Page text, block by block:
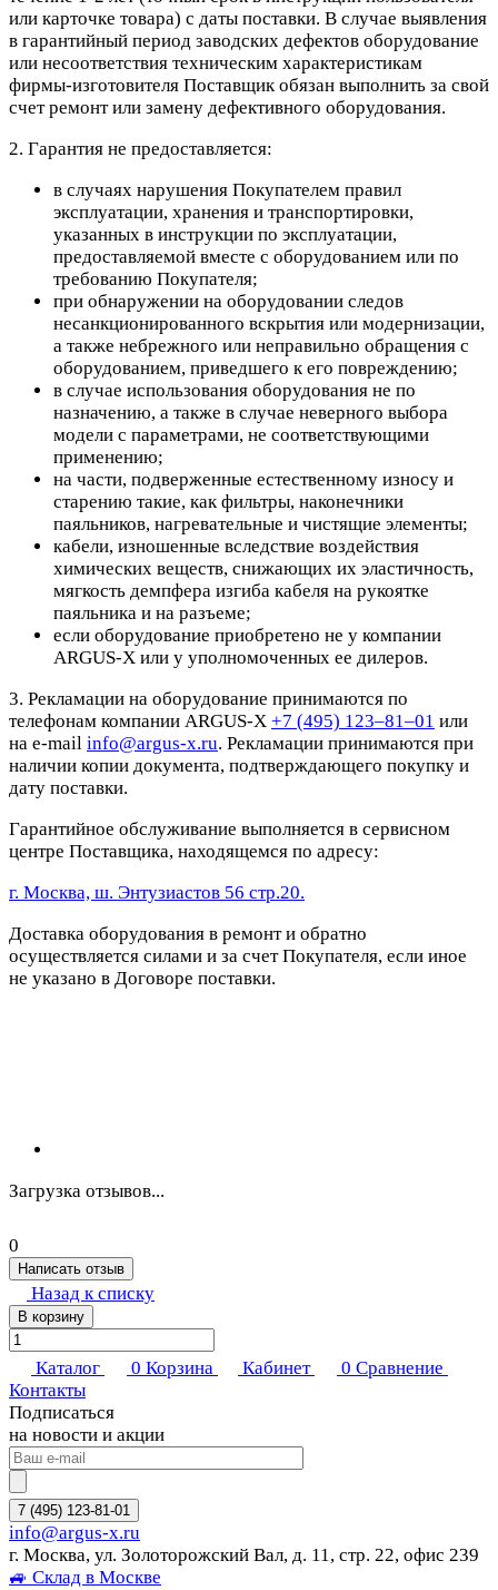
или карточке товара) с даты поставки. В случае выявления
в гарантийный период заводских дефектов оборудование
или несоответствия техническим характеристикам
фирмы-изготовителя Поставщик обязан выполнить за свой
счет ремонт или замену дефективного оборудования.
2. Гарантия не предоставляется:
в случаях нарушения Покупателем правил
эксплуатации, хранения и транспортировки,
указанных в инструкции по эксплуатации,
предоставляемой вместе с оборудованием или по
требованию Покупателя;
при обнаружении на оборудовании следов
несанкционированного вскрытия или модернизации,
а также небрежного или неправильно обращения с
оборудованием, приведшего к его повреждению;
в случае использования оборудования не по
назначению, а также в случае неверного выбора
модели с параметрами, не соответствующими
применению;
на части, подверженные естественному износу и
старению такие, как фильтры, наконечники
паяльников, нагревательные и чистящие элементы;
кабели, изношенные вследствие воздействия
химических веществ, снижающих их эластичность,
мягкость демпфера изгиба кабеля на рукоятке
паяльника и на разъеме;
если оборудование приобретено не у компании
ARGUS-X или у уполномоченных ее дилеров.
3. Рекламации на оборудование принимаются по
телефонам компании ARGUS-X +7 (495) 123–81–01 или
на e-mail info@argus-x.ru. Рекламации принимаются при
наличии копии документа, подтверждающего покупку и
дату поставки.
Гарантийное обслуживание выполняется в сервисном
центре Поставщика, находящемся по адресу:
г. Москва, ш. Энтузиастов 56 стр.20.
Доставка оборудования в ремонт и обратно
осуществляется силами и за счет Покупателя, если иное
не указано в Договоре поставки.
Загрузка отзывов...
0
Написать отзыв
Назад к списку
В корзину
Каталог 0 Корзина Кабинет 0 Сравнение
Контакты
Подписаться
на новости и акции
7 (495) 123-81-01
info@argus-x.ru
г. Москва, ул. Золоторожский Вал, д. 11, стр. 22, офис 239
🚙 Склад в Москве